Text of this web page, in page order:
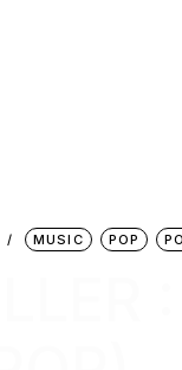
MUSIC POP